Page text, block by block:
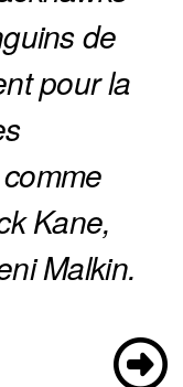
de
pour la
Kane,
Malkin.